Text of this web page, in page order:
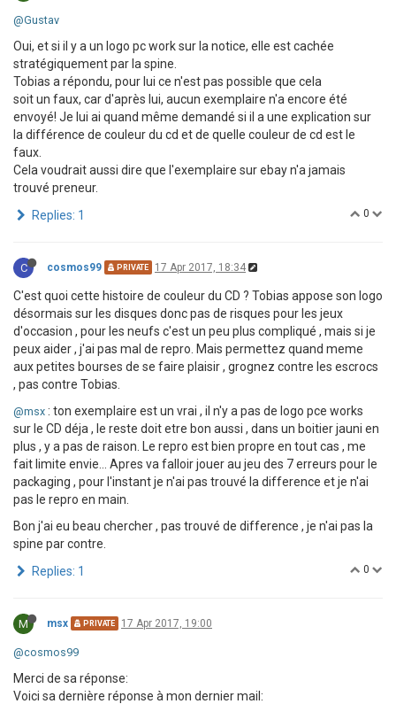
@Gustav
Oui, et si il y a un logo pc work sur la notice, elle est cachée
stratégiquement par la spine.
Tobias a répondu, pour lui ce n'est pas possible que cela
soit un faux, car d'après lui, aucun exemplaire n'a encore été
envoyé! Je lui ai quand même demandé si il a une explication sur
la différence de couleur du cd et de quelle couleur de cd est le
faux.
Cela voudrait aussi dire que l'exemplaire sur ebay n'a jamais
trouvé preneur.
0
Replies: 1
C cosmos99 PRIVATE 17 Apr 2017, 18:34
C'est quoi cette histoire de couleur du CD ? Tobias appose son logo
désormais sur les disques donc pas de risques pour les jeux
d'occasion , pour les neufs c'est un peu plus compliqué , mais si je
peux aider , j'ai pas mal de repro. Mais permettez quand meme
aux petites bourses de se faire plaisir , grognez contre les escrocs
, pas contre Tobias.
@msx : ton exemplaire est un vrai , il n'y a pas de logo pce works
sur le CD déja , le reste doit etre bon aussi , dans un boitier jauni en
plus , y a pas de raison. Le repro est bien propre en tout cas , me
fait limite envie... Apres va falloir jouer au jeu des 7 erreurs pour le
packaging , pour l'instant je n'ai pas trouvé la difference et je n'ai
pas le repro en main.
Bon j'ai eu beau chercher , pas trouvé de difference , je n'ai pas la
spine par contre.
0
Replies: 1
M msx PRIVATE 17 Apr 2017, 19:00
@cosmos99
Merci de sa réponse:
Voici sa dernière réponse à mon dernier mail: